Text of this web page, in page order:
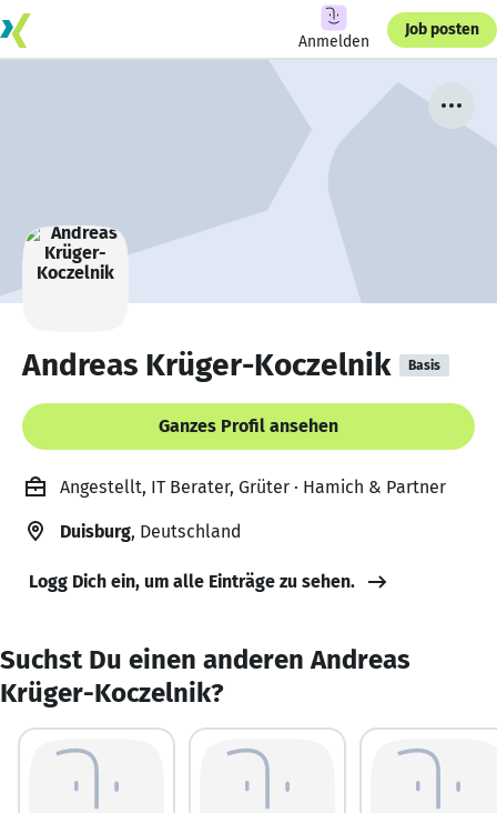
Anmelden
Job posten
Andreas Krüger-Koczelnik Basis
Ganzes Profil ansehen
Angestellt, IT Berater, Grüter · Hamich & Partner
Duisburg, Deutschland
Logg Dich ein, um alle Einträge zu sehen.
Suchst Du einen anderen Andreas
Krüger-Koczelnik?